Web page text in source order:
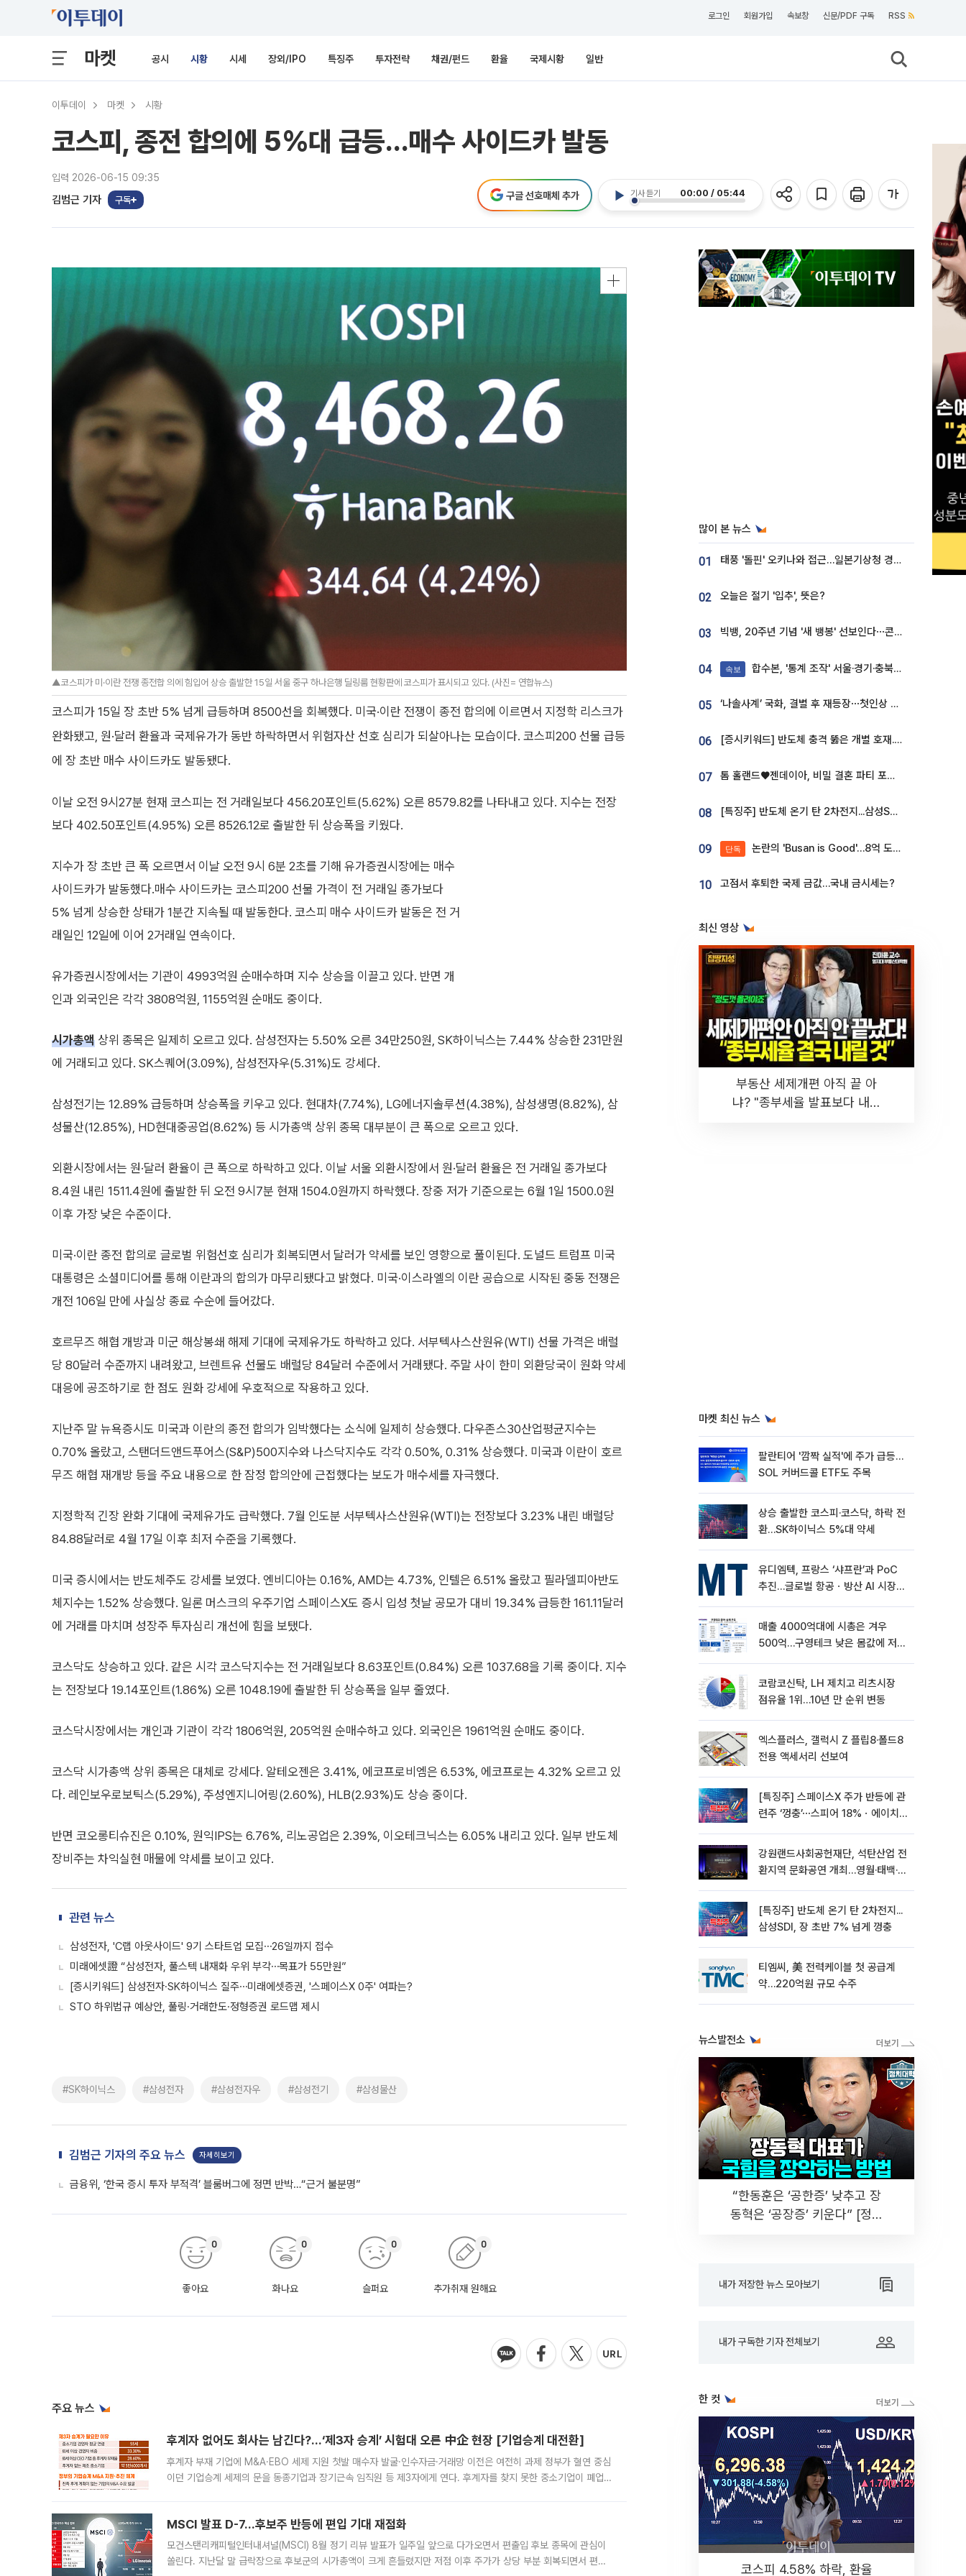
로그인 회원가입 속보창 신문/PDF 구독 RSS
마켓 공시 시황 시세 장외/IPO 특징주 투자전략 채권/펀드 환율 국제시황 일반
이투데이 마켓 시황
코스피, 종전 합의에 5%대 급등…매수 사이드카 발동
입력 2026-06-15 09:35
김범근 기자 구독
기사 듣기 00:00 / 05:44
구글 선호매체 추가
▲코스피가 미·이란 전쟁 종전합 의에 힘입어 상승 출발한 15일 서울 중구 하나은행 딜링룸 현황판에 코스피가 표시되고 있다. (사진= 연합뉴스)
코스피가 15일 장 초반 5% 넘게 급등하며 8500선을 회복했다. 미국·이란 전쟁이 종전 합의에 이르면서 지정학 리스크가
완화됐고, 원·달러 환율과 국제유가가 동반 하락하면서 위험자산 선호 심리가 되살아나는 모습이다. 코스피200 선물 급등
에 장 초반 매수 사이드카도 발동됐다.
이날 오전 9시27분 현재 코스피는 전 거래일보다 456.20포인트(5.62%) 오른 8579.82를 나타내고 있다. 지수는 전장
보다 402.50포인트(4.95%) 오른 8526.12로 출발한 뒤 상승폭을 키웠다.
지수가 장 초반 큰 폭 오르면서 이날 오전 9시 6분 2초를 기해 유가증권시장에는 매수
사이드카가 발동했다.매수 사이드카는 코스피200 선물 가격이 전 거래일 종가보다
5% 넘게 상승한 상태가 1분간 지속될 때 발동한다. 코스피 매수 사이드카 발동은 전 거
래일인 12일에 이어 2거래일 연속이다.
유가증권시장에서는 기관이 4993억원 순매수하며 지수 상승을 이끌고 있다. 반면 개
인과 외국인은 각각 3808억원, 1155억원 순매도 중이다.
시가총액 상위 종목은 일제히 오르고 있다. 삼성전자는 5.50% 오른 34만250원, SK하이닉스는 7.44% 상승한 231만원
에 거래되고 있다. SK스퀘어(3.09%), 삼성전자우(5.31%)도 강세다.
삼성전기는 12.89% 급등하며 상승폭을 키우고 있다. 현대차(7.74%), LG에너지솔루션(4.38%), 삼성생명(8.82%), 삼
성물산(12.85%), HD현대중공업(8.62%) 등 시가총액 상위 종목 대부분이 큰 폭으로 오르고 있다.
외환시장에서는 원·달러 환율이 큰 폭으로 하락하고 있다. 이날 서울 외환시장에서 원·달러 환율은 전 거래일 종가보다
8.4원 내린 1511.4원에 출발한 뒤 오전 9시7분 현재 1504.0원까지 하락했다. 장중 저가 기준으로는 6월 1일 1500.0원
이후 가장 낮은 수준이다.
미국·이란 종전 합의로 글로벌 위험선호 심리가 회복되면서 달러가 약세를 보인 영향으로 풀이된다. 도널드 트럼프 미국
대통령은 소셜미디어를 통해 이란과의 합의가 마무리됐다고 밝혔다. 미국·이스라엘의 이란 공습으로 시작된 중동 전쟁은
개전 106일 만에 사실상 종료 수순에 들어갔다.
호르무즈 해협 개방과 미군 해상봉쇄 해제 기대에 국제유가도 하락하고 있다. 서부텍사스산원유(WTI) 선물 가격은 배럴
당 80달러 수준까지 내려왔고, 브렌트유 선물도 배럴당 84달러 수준에서 거래됐다. 주말 사이 한미 외환당국이 원화 약세
대응에 공조하기로 한 점도 원화 강세에 우호적으로 작용하고 있다.
지난주 말 뉴욕증시도 미국과 이란의 종전 합의가 임박했다는 소식에 일제히 상승했다. 다우존스30산업평균지수는
0.70% 올랐고, 스탠더드앤드푸어스(S&P)500지수와 나스닥지수도 각각 0.50%, 0.31% 상승했다. 미국과 이란이 호르
무즈 해협 재개방 등을 주요 내용으로 한 잠정 합의안에 근접했다는 보도가 매수세를 자극했다.
지정학적 긴장 완화 기대에 국제유가도 급락했다. 7월 인도분 서부텍사스산원유(WTI)는 전장보다 3.23% 내린 배럴당
84.88달러로 4월 17일 이후 최저 수준을 기록했다.
미국 증시에서는 반도체주도 강세를 보였다. 엔비디아는 0.16%, AMD는 4.73%, 인텔은 6.51% 올랐고 필라델피아반도
체지수는 1.52% 상승했다. 일론 머스크의 우주기업 스페이스X도 증시 입성 첫날 공모가 대비 19.34% 급등한 161.11달러
에 거래를 마치며 성장주 투자심리 개선에 힘을 보탰다.
코스닥도 상승하고 있다. 같은 시각 코스닥지수는 전 거래일보다 8.63포인트(0.84%) 오른 1037.68을 기록 중이다. 지수
는 전장보다 19.14포인트(1.86%) 오른 1048.19에 출발한 뒤 상승폭을 일부 줄였다.
코스닥시장에서는 개인과 기관이 각각 1806억원, 205억원 순매수하고 있다. 외국인은 1961억원 순매도 중이다.
코스닥 시가총액 상위 종목은 대체로 강세다. 알테오젠은 3.41%, 에코프로비엠은 6.53%, 에코프로는 4.32% 오르고 있
다. 레인보우로보틱스(5.29%), 주성엔지니어링(2.60%), HLB(2.93%)도 상승 중이다.
반면 코오롱티슈진은 0.10%, 원익IPS는 6.76%, 리노공업은 2.39%, 이오테크닉스는 6.05% 내리고 있다. 일부 반도체
장비주는 차익실현 매물에 약세를 보이고 있다.
관련 뉴스
삼성전자, 'C랩 아웃사이드' 9기 스타트업 모집⋯26일까지 접수
미래에셋證 “삼성전자, 풀스텍 내재화 우위 부각⋯목표가 55만원”
[증시키워드] 삼성전자·SK하이닉스 질주⋯미래에셋증권, '스페이스X 0주' 여파는?
STO 하위법규 예상안, 풀링·거래한도·정형증권 로드맵 제시
#SK하이닉스 #삼성전자 #삼성전자우 #삼성전기 #삼성물산
김범근 기자의 주요 뉴스 자세히보기
금융위, ‘한국 증시 투자 부적격’ 블룸버그에 정면 반박…“근거 불분명”
좋아요
0
화나요
0
슬퍼요
0
추가취재 원해요
0
주요 뉴스
후계자 없어도 회사는 남긴다?…‘제3자 승계’ 시험대 오른 中企 현장 [기업승계 대전환]
후계자 부재 기업에 M&A·EBO 세제 지원 첫발 매수자 발굴·인수자금·거래망 이전은 여전히 과제 정부가 혈연 중심
이던 기업승계 세제의 문을 동종기업과 장기근속 임직원 등 제3자에게 연다. 후계자를 찾지 못한 중소기업이 폐업
MSCI 발표 D-7…후보주 반등에 편입 기대 재점화
모건스탠리캐피털인터내셔널(MSCI) 8월 정기 리뷰 발표가 일주일 앞으로 다가오면서 편출입 후보 종목에 관심이
쏠린다. 지난달 말 급락장으로 후보군의 시가총액이 크게 흔들렸지만 저점 이후 주가가 상당 부분 회복되면서 편입
많이 본 뉴스
01 태풍 '돌핀' 오키나와 접근…일본기상청 경로 업데이트
02 오늘은 절기 '입추', 뜻은?
03 빅뱅, 20주년 기념 '새 뱅봉' 선보인다⋯콘서트 앞두고 팝업 개최
04 속보 합수본, '통계 조작' 서울·경기·충북 선관위 등 추가 압수수색
05 ‘나솔사계’ 국화, 결별 후 재등장⋯첫인상 투표 휩쓸고 ‘인기녀’ 등극
06 [증시키워드] 반도체 충격 뚫은 개별 호재...포스코퓨처엠·에코프로·한화솔루션 '눈길'
07 톰 홀랜드♥젠데이아, 비밀 결혼 파티 포착⋯호텔 대관비만 9억
08 [특징주] 반도체 온기 탄 2차전지...삼성SDI, 장 초반 7% 넘게 껑충
09 단독 논란의 'Busan is Good'…8억 도시브랜드, 용산 대통령실 CI 업체가 수행
10 고점서 후퇴한 국제 금값…국내 금시세는?
최신 영상
부동산 세제개편 아직 끝 아
냐? "종부세율 발표보다 내릴
마켓 최신 뉴스
팔란티어 '깜짝 실적'에 주가 급등…
SOL 커버드콜 ETF도 주목
상승 출발한 코스피·코스닥, 하락 전
환…SK하이닉스 5%대 약세
유디엠텍, 프랑스 ‘샤프란’과 PoC
추진…글로벌 항공ㆍ방산 AI 시장
매출 4000억대에 시총은 겨우
500억…구영테크 낮은 몸값에 저가
코람코신탁, LH 제치고 리츠시장
점유율 1위…10년 만 순위 변동
엑스플러스, 갤럭시 Z 플립8·폴드8
전용 액세서리 선보여
[특징주] 스페이스X 주가 반등에 관
련주 ‘껑충’⋯스피어 18%ㆍ에이치
강원랜드사회공헌재단, 석탄산업 전
환지역 문화공연 개최…영월·태백·삼
[특징주] 반도체 온기 탄 2차전지...
삼성SDI, 장 초반 7% 넘게 껑충
티엠씨, 美 전력케이블 첫 공급계
약…220억원 규모 수주
뉴스발전소
“한동훈은 ‘공한증’ 낮추고 장
동혁은 ‘공장증’ 키운다” [정치
내가 저장한 뉴스 모아보기
내가 구독한 기자 전체보기
한 컷
코스피 4.58% 하락, 환율